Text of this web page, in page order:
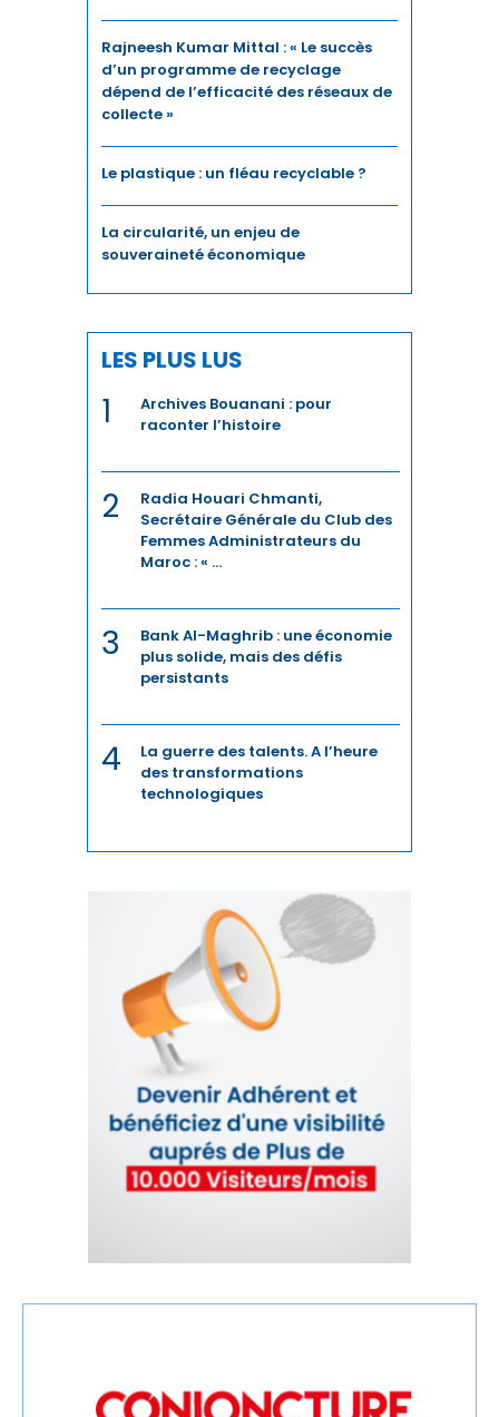
Rajneesh Kumar Mittal : « Le succès
d’un programme de recyclage
dépend de l’efficacité des réseaux de
collecte »
Le plastique : un fléau recyclable ?
La circularité, un enjeu de
souveraineté économique
LES PLUS LUS
1
Archives Bouanani : pour
raconter l’histoire
2
Radia Houari Chmanti,
Secrétaire Générale du Club des
Femmes Administrateurs du
Maroc : « ...
3
Bank Al-Maghrib : une économie
plus solide, mais des défis
persistants
4
La guerre des talents. A l’heure
des transformations
technologiques